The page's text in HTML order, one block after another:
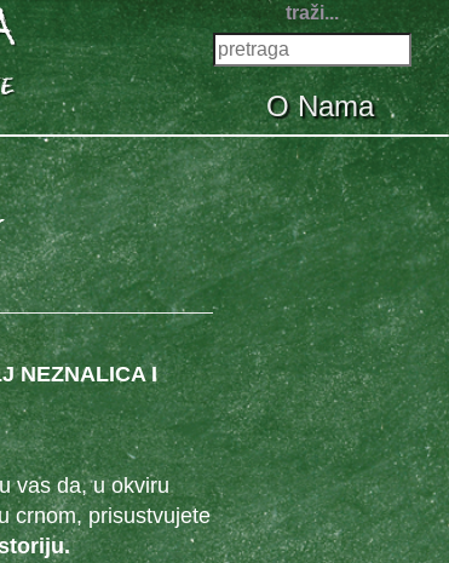
traži...
O Nama
NEZNALICA I
vas da, u okviru
crnom, prisustvujete